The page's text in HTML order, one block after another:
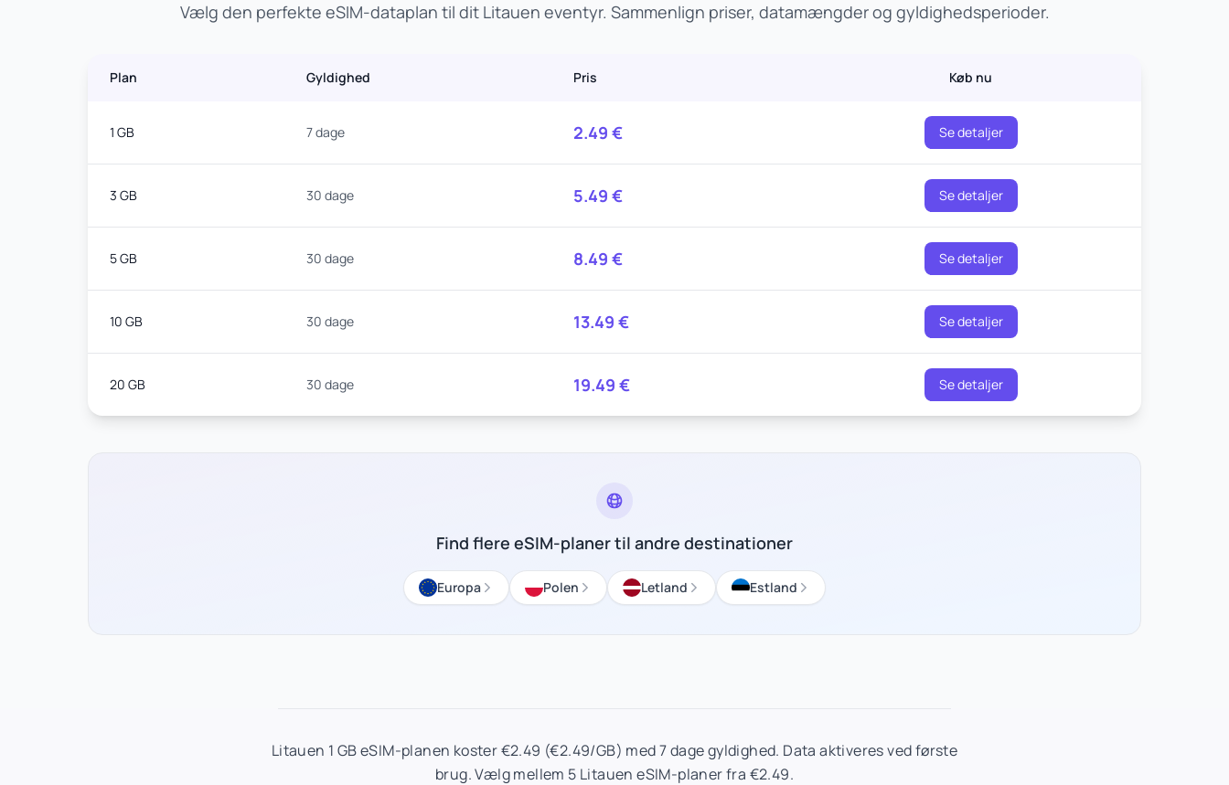
Vælg den perfekte eSIM-dataplan til dit Litauen eventyr. Sammenlign priser, datamængder og gyldighedsperioder.
Plan Gyldighed Pris Køb nu
1 GB 7 dage 2.49 € Se detaljer
3 GB 30 dage 5.49 € Se detaljer
5 GB 30 dage 8.49 € Se detaljer
10 GB 30 dage 13.49 € Se detaljer
20 GB 30 dage 19.49 € Se detaljer
Find flere eSIM-planer til andre destinationer
Europa Polen Letland Estland
Litauen 1 GB eSIM-planen koster €2.49 (€2.49/GB) med 7 dage gyldighed. Data aktiveres ved første
brug. Vælg mellem 5 Litauen eSIM-planer fra €2.49.